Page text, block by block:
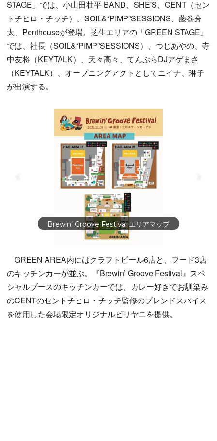
STAGE」では、小山田壮平 BAND、SHE'S、CENT（セン
トチヒロ・チッチ）、SOIL&“PIMP”SESSIONS、藤巻亮
太、Penthouseが登場。芝生エリアの「GREEN STAGE」
では、社長（SOIL&“PIMP”SESSIONS）、つじあやの、寺
中友将（KEYTALK）、天々高々、てんぷらDJアゲまさ
（KEYTALK）、オープニングアクトとしてニイナ、琳子
が出演する。
Brewin’ Groove Festival エリアマップ
GREEN AREA内にはクラフトビール6店と、フード3店
のキッチンカーが並ぶ。『Brewin’ Groove Festival』スペ
シャルブースのキッチンカーでは、カレー好きでお馴染み
のCENTのセントチヒロ・チッチ監修のブレンドスパイス
を使用した会場限定オリジナルビリヤニを提供。